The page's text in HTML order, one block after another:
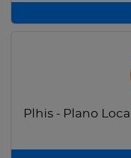
Plhis - Plano